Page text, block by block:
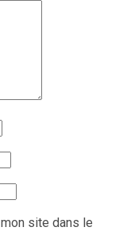
site dans le